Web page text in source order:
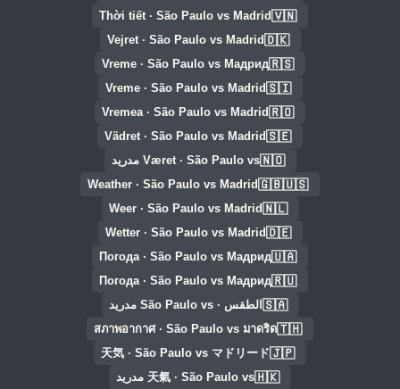
🇻🇳
Thời tiết · São Paulo vs Madrid
🇩🇰
Vejret · São Paulo vs Madrid
🇷🇸
Vreme · São Paulo vs Мадрид
🇸🇮
Vreme · São Paulo vs Madrid
🇷🇴
Vremea · São Paulo vs Madrid
🇸🇪
Vädret · São Paulo vs Madrid
🇳🇴Været · São Paulo vs مدريد
🇬🇧🇺🇸
Weather · São Paulo vs Madrid
🇳🇱
Weer · São Paulo vs Madrid
🇩🇪
Wetter · São Paulo vs Madrid
🇺🇦
Погода · São Paulo vs Мадрид
🇷🇺
Погода · São Paulo vs Мадрид
🇸🇦 الطقس · São Paulo vs مدريد
🇹🇭
สภาพอากาศ · São Paulo vs มาดริด
🇯🇵
天気 · São Paulo vs マドリード
🇭🇰天氣 · São Paulo vs مدريد